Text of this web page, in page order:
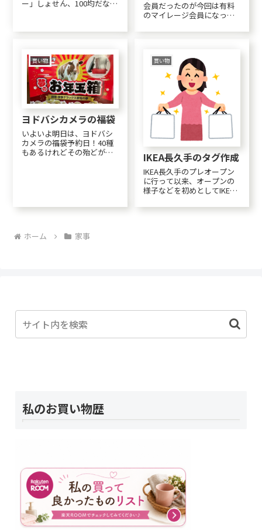
ー」しょせん、100均だな。
ス抱えたまま、捨てるわけ
なミスを犯していたの
か・・・我が家の『小さ...
会員だったのが今回は有料
のマイレージ会員になった
た。プレミアム？な高級会
14:00スタートで、無料会員
がその後で一般会員は明日
から。いやぁ、明日買...
買い物
ヨドバシカメラの福袋
いよいよ明日は、ヨドバシ
カメラの福袋予約日！40種
もあるけれどその殆どが瞬
た途端に長く待たされて表
買い物
IKEA長久手のタグ作成
IKEA長久手のプレオープン
に行って以来、オープンの
様子などを初めとしてIKEA
のを目にするたび、なんだ
ホーム 家事
私のお買い物歴